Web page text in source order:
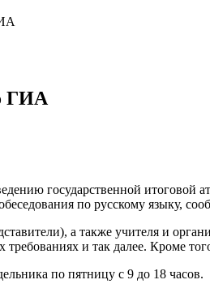
ГИА
государственной итоговой
по русскому языку,
а также учителя и
и так далее. Кроме
по пятницу с 9 до 18 часов.